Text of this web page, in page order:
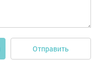
Отправить